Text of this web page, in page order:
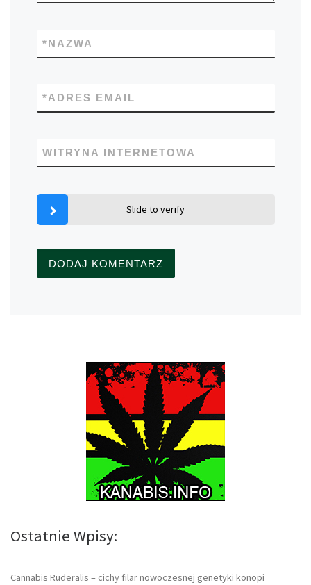
NAZWA
*
ADRES EMAIL
*
WITRYNA INTERNETOWA
Slide to verify
Ostatnie Wpisy:
Cannabis Ruderalis – cichy filar nowoczesnej genetyki konopi